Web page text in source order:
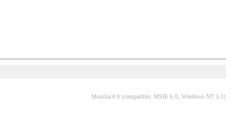
Mozilla/4.0 (compatible; MSIE 6.0; Windows NT 5.1)